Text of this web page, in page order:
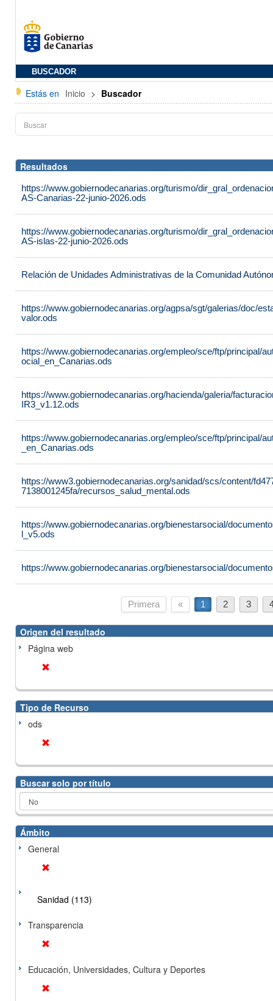
BUSCADOR
Estás en Inicio > Buscador
Resultados
https://www.gobiernodecanarias.org/turismo/
AS-Canarias-22-junio-2026.ods
https://www.gobiernodecanarias.org/turismo/
AS-islas-22-junio-2026.ods
Relación de Unidades Administrativas de la Comunidad
https://www.gobiernodecanarias.org/agpsa/sgt/galerias/doc/
valor.ods
https://www.gobiernodecanarias.org/empleo/sce/ftp/principal/
ocial_en_Canarias.ods
https://www.gobiernodecanarias.org/hacienda/galeria/
IR3_v1.12.ods
https://www.gobiernodecanarias.org/empleo/sce/ftp/principal/
_en_Canarias.ods
https://www3.gobiernodecanarias.org/sanidad/scs/content/
7138001245fa/recursos_salud_mental.ods
https://www.gobiernodecanarias.org/bienestarsocial/
l_v5.ods
https://www.gobiernodecanarias.org/bienestarsocial/
Primera « 1 2 3
Origen del resultado
Página web
Tipo de Recurso
ods
Buscar solo por título
Ámbito
General
Sanidad (113)
Transparencia
Educación, Universidades, Cultura y Deportes